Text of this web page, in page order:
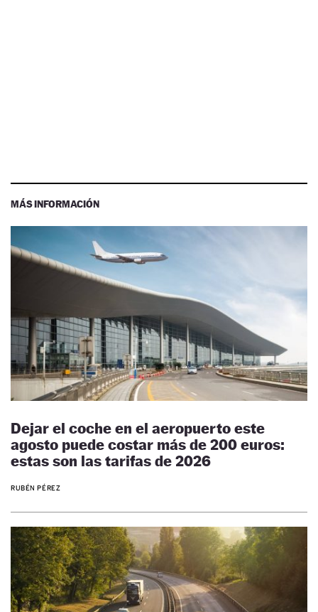
MÁS INFORMACIÓN
Dejar el coche en el aeropuerto este
agosto puede costar más de 200 euros:
estas son las tarifas de 2026
RUBÉN PÉREZ